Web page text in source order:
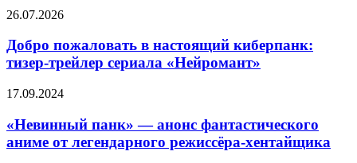
студии
LINK
WarCraft
на
движке
III:
Добро
в
настоящий
киберпанк:
трейлер
«Нейромант»
26.07.2026
Добро пожаловать в настоящий киберпанк:
тизер-трейлер сериала «Нейромант»
«Невинный
—
анонс
фантастического
17.09.2024
«Невинный панк» — анонс фантастического
аниме от легендарного режиссёра-хентайщика